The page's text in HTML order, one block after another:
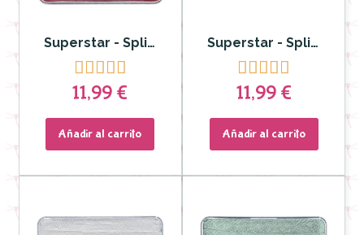
Superstar - Split cake Little Dream Colour Magic Sonrise 30 gr

11,99 €
Añadir al carrito
Superstar - Split cake Little Dream Colour Rose 30 gr

11,99 €
Añadir al carrito